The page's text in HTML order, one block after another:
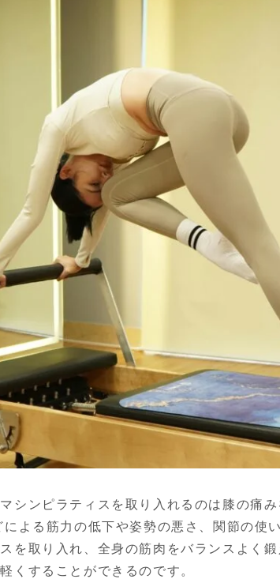
シンピラティスを取り入れるのは膝の痛
よる筋力の低下や姿勢の悪さ、関節の使
を取り入れ、全身の筋肉をバランスよく
くすることができるのです。